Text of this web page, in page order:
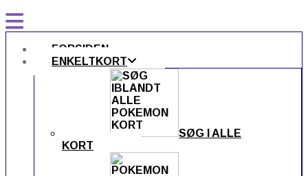
FORSIDEN
ENKELTKORT
SØG I ALLE
KORT